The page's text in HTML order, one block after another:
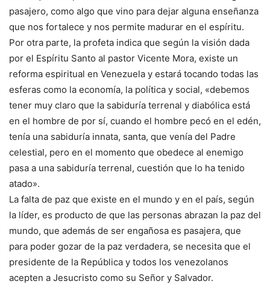
pasajero, como algo que vino para dejar alguna enseñanza
que nos fortalece y nos permite madurar en el espíritu.
Por otra parte, la profeta indica que según la visión dada
por el Espíritu Santo al pastor Vicente Mora, existe un
reforma espiritual en Venezuela y estará tocando todas las
esferas como la economía, la política y social, «debemos
tener muy claro que la sabiduría terrenal y diabólica está
en el hombre de por sí, cuando el hombre pecó en el edén,
tenía una sabiduría innata, santa, que venía del Padre
celestial, pero en el momento que obedece al enemigo
pasa a una sabiduría terrenal, cuestión que lo ha tenido
atado».
La falta de paz que existe en el mundo y en el país, según
la líder, es producto de que las personas abrazan la paz del
mundo, que además de ser engañosa es pasajera, que
para poder gozar de la paz verdadera, se necesita que el
presidente de la República y todos los venezolanos
acepten a Jesucristo como su Señor y Salvador.